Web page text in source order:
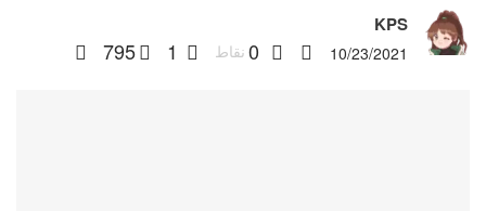
KPS
10/23/2021
0 نقاط 1
795